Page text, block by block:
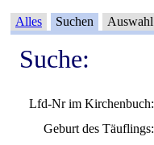
Alles Suchen Auswahl
Suche:
Lfd-Nr im Kirchenbuch:
Geburt des Täuflings: